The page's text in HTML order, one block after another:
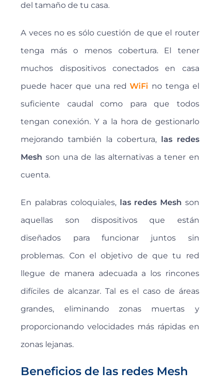
del tamaño de tu casa.
A veces no es sólo cuestión de que el router
tenga más o menos cobertura. El tener
muchos dispositivos conectados en casa
puede hacer que una redWiFi no tenga el
suficiente caudal como para que todos
tengan conexión. Y a la hora de gestionarlo
mejorando también la cobertura,las redes
Mesh son una de las alternativas a tener en
cuenta.
En palabras coloquiales, las redes Mesh son
aquellas son dispositivos que están
diseñados para funcionar juntos sin
problemas. Con el objetivo de que tu red
llegue de manera adecuada a los rincones
difíciles de alcanzar. Tal es el caso de áreas
grandes, eliminando zonas muertas y
proporcionando velocidades más rápidas en
zonas lejanas.
Beneficios de las redes Mesh